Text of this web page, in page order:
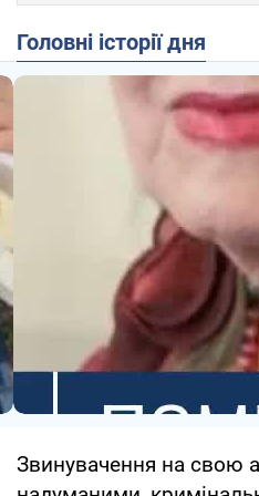
Головні історії дня
Звинувачення на свою